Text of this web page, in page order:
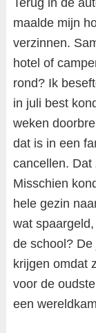
Terug in de
maalde mijn
verzinnen.
hotel of
rond? Ik
in juli best
weken
dat is in een
cancellen. Dat
Misschien
hele gezin
wat
de school?
krijgen omdat
voor de
een